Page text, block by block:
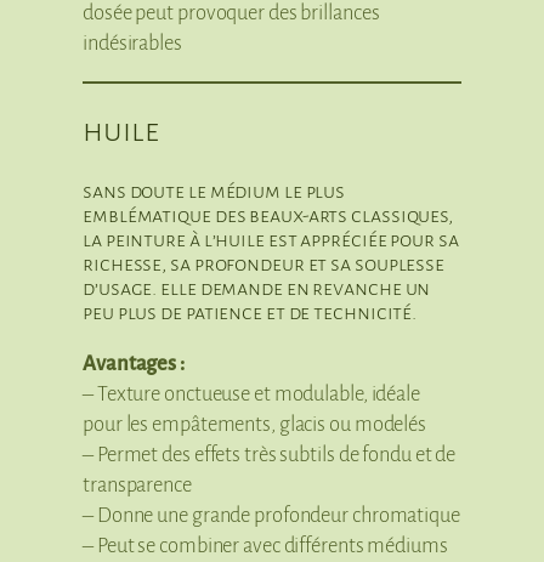
dosée peut provoquer des brillances
indésirables
huile
sans doute le médium le plus
emblématique des beaux-arts classiques,
la peinture à l’huile est appréciée pour sa
richesse, sa profondeur et sa souplesse
d’usage. elle demande en revanche un
peu plus de patience et de technicité.
Avantages :
– Texture onctueuse et modulable, idéale
pour les empâtements, glacis ou modelés
– Permet des effets très subtils de fondu et de
transparence
– Donne une grande profondeur chromatique
– Peut se combiner avec différents médiums